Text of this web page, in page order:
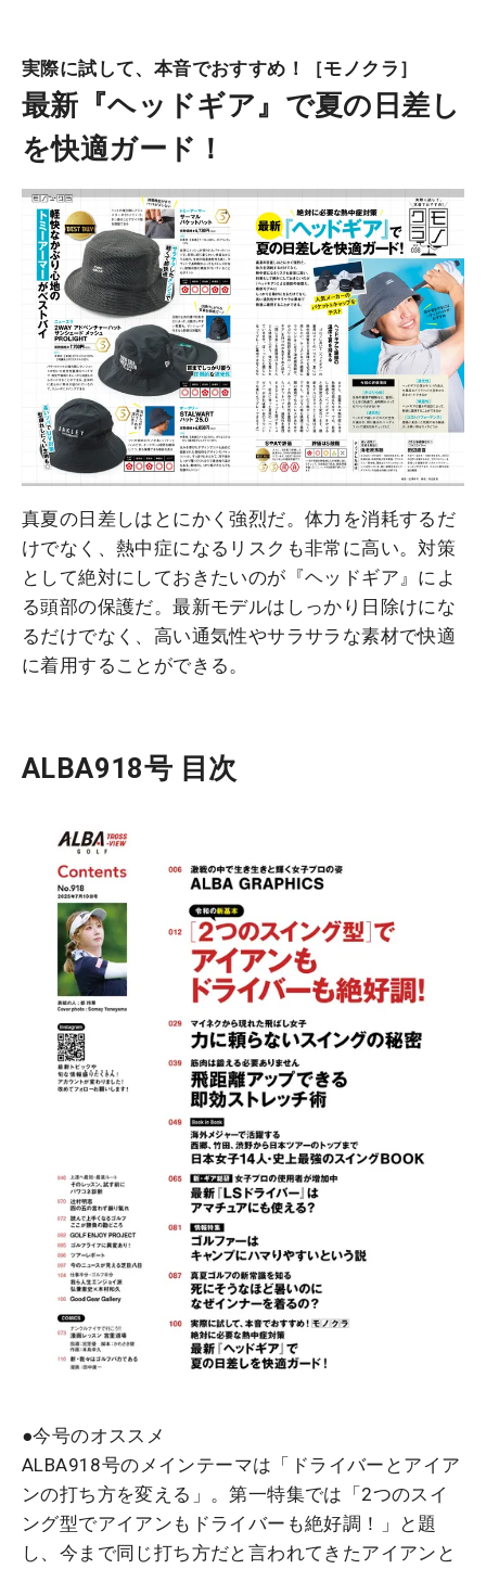
実際に試して、本音でおすすめ！［モノクラ］
最新『ヘッドギア』で夏の日差し
を快適ガード！
真夏の日差しはとにかく強烈だ。体力を消耗するだ
けでなく、熱中症になるリスクも非常に高い。対策
として絶対にしておきたいのが『ヘッドギア』によ
る頭部の保護だ。最新モデルはしっかり日除けにな
るだけでなく、高い通気性やサラサラな素材で快適
に着用することができる。
ALBA918号 目次
●今号のオススメ
ALBA918号のメインテーマは「ドライバーとアイア
ンの打ち方を変える」。第一特集では「2つのスイ
ング型でアイアンもドライバーも絶好調！」と題
し、今まで同じ打ち方だと言われてきたアイアンと